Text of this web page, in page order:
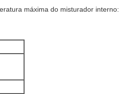
máxima do misturador